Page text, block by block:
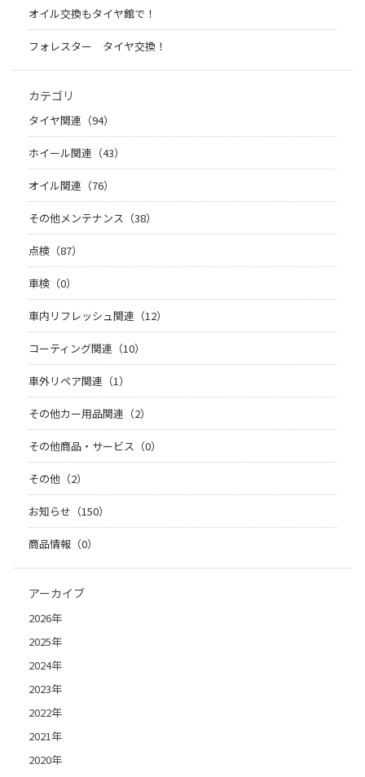
オイル交換もタイヤ館で！
フォレスター タイヤ交換！
カテゴリ
タイヤ関連（94）
ホイール関連（43）
オイル関連（76）
その他メンテナンス（38）
点検（87）
車検（0）
車内リフレッシュ関連（12）
コーティング関連（10）
車外リペア関連（1）
その他カー用品関連（2）
その他商品・サービス（0）
その他（2）
お知らせ（150）
商品情報（0）
アーカイブ
2026年
2025年
2024年
2023年
2022年
2021年
2020年